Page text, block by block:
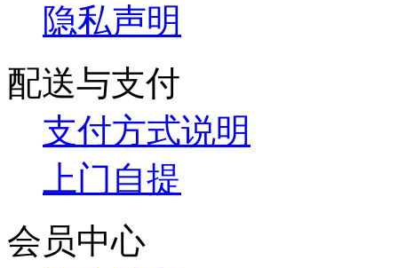
隐私声明
配送与支付
支付方式说明
上门自提
会员中心